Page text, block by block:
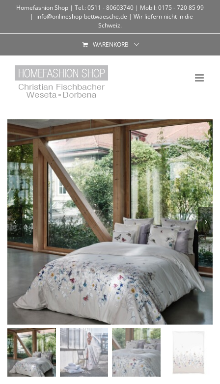
Homefashion Shop | Tel.: 0511 - 80603740 | Mobil: 0175 - 720 85 99
| info@onlineshop-bettwaesche.de | Wir liefern nicht in die
Schweiz.
WARENKORB